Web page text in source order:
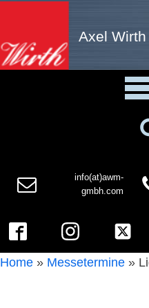
Axel
info(at)awm-
gmbh.com
Home » Messetermine »